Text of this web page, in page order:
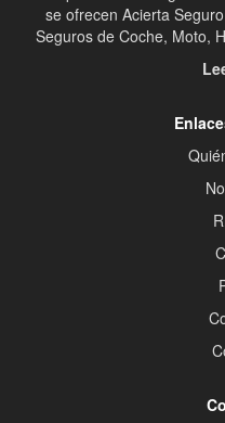
se ofrecen Acierta
Seguros de Coche, Moto,